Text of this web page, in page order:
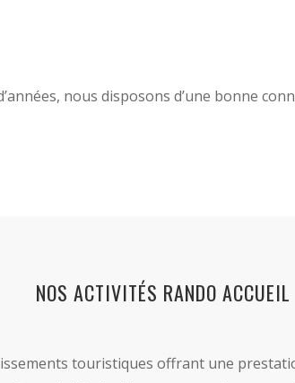
nous disposons d’une bonne
NOS ACTIVITÉS RANDO ACCUEIL
touristiques offrant une